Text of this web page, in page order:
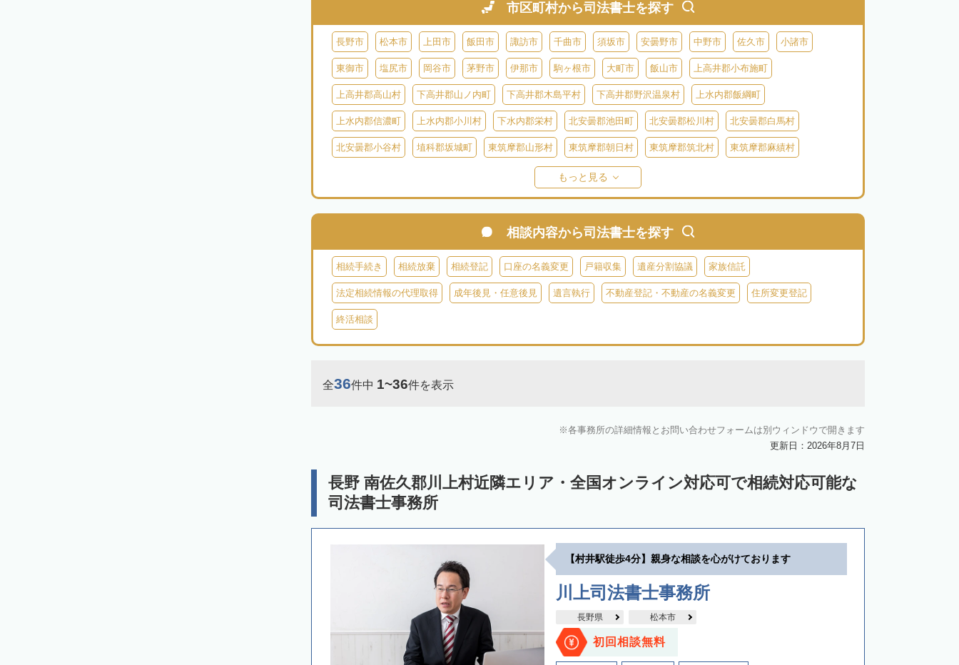
市区町村から司法書士を探す
長野市 松本市 上田市 飯田市 諏訪市 千曲市 須坂市 安曇野市 中野市 佐久市 小諸市
東御市 塩尻市 岡谷市 茅野市 伊那市 駒ヶ根市 大町市 飯山市 上高井郡小布施町
上高井郡高山村 下高井郡山ノ内町 下高井郡木島平村 下高井郡野沢温泉村 上水内郡飯綱町
上水内郡信濃町 上水内郡小川村 下水内郡栄村 北安曇郡池田町 北安曇郡松川村 北安曇郡白馬村
北安曇郡小谷村 埴科郡坂城町 東筑摩郡山形村 東筑摩郡朝日村 東筑摩郡筑北村 東筑摩郡麻績村
北佐久郡軽井沢町
南佐久郡佐久穂町 南佐久郡川上村 南佐久郡小海町 南佐久郡南牧村 南佐久郡南相木村 南佐久郡北相木村
諏訪郡原村 木曽郡木曽町 木曽郡上松町
木曽郡大桑村 木曽郡木祖村 木曽郡王滝村 上伊那郡箕輪町 上伊那郡辰野町 上伊那郡宮田村
上伊那郡南箕輪村 上伊那郡飯島町 上伊那郡中川村 下伊那郡高森町 下伊那郡松川町 下伊那郡豊丘村
下伊那郡阿智村 下伊那郡喬木村 下伊那郡阿南町 下伊那郡下條村 下伊那郡泰阜村 下伊那郡天龍村
下伊那郡大鹿村
もっと見る
相談内容から司法書士を探す
相続手続き 相続放棄 相続登記 口座の名義変更 戸籍収集 遺産分割協議 家族信託
法定相続情報の代理取得 成年後見・任意後見 遺言執行 不動産登記・不動産の名義変更 住所変更登記
終活相談
全36件中 1~36件を表示
各事務所の詳細情報とお問い合わせフォームは別ウィンドウで開きます
更新日：2026年8月7日
長野 南佐久郡川上村近隣エリア・全国オンライン対応可で相続対応可能な
司法書士事務所
【村井駅徒歩4分】親身な相談を心がけております
川上司法書士事務所
長野県 松本市
初回相談無料